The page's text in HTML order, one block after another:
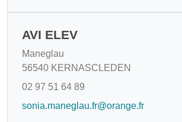
AVI ELEV
Maneglau
56540 KERNASCLEDEN
02 97 51 64 89
sonia.maneglau.fr@orange.fr